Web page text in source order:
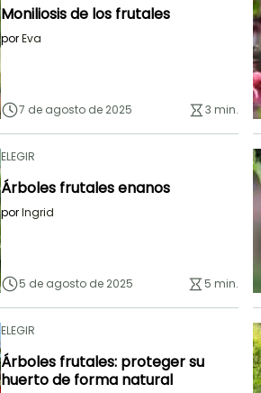
Moniliosis de los frutales
porEva
7 de agosto de 2025 3 min.
ELEGIR
Árboles frutales enanos
porIngrid
5 de agosto de 2025 5 min.
ELEGIR
Árboles frutales: proteger su
huerto de forma natural